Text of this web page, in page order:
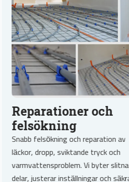
Reparationer och
felsökning
Snabb felsökning och reparation av
läckor, dropp, sviktande tryck och
varmvattensproblem. Vi byter slitna
delar, justerar inställningar och